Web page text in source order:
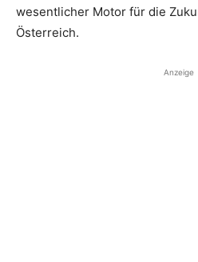
wesentlicher Motor für die
Österreich.
Anzeige